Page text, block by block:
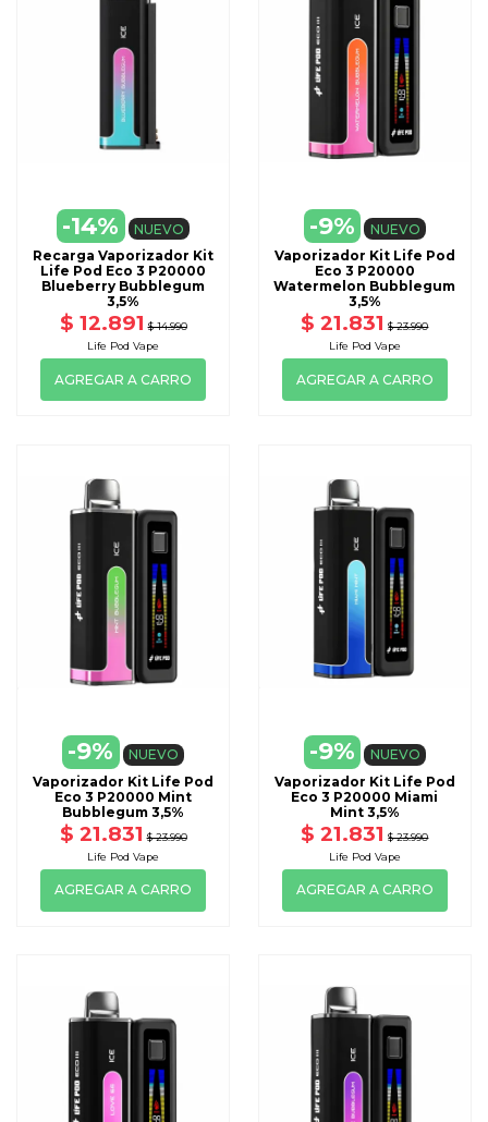
-14%
NUEVO
Recarga Vaporizador Kit
Life Pod Eco 3 P20000
Blueberry Bubblegum
3,5%
$ 12.891 $ 14.990
Life Pod Vape
AGREGAR A CARRO
-9%
NUEVO
Vaporizador Kit Life Pod
Eco 3 P20000
Watermelon Bubblegum
3,5%
$ 21.831 $ 23.990
Life Pod Vape
AGREGAR A CARRO
-9%
NUEVO
Vaporizador Kit Life Pod
Eco 3 P20000 Mint
Bubblegum 3,5%
$ 21.831 $ 23.990
Life Pod Vape
AGREGAR A CARRO
-9%
NUEVO
Vaporizador Kit Life Pod
Eco 3 P20000 Miami
Mint 3,5%
$ 21.831 $ 23.990
Life Pod Vape
AGREGAR A CARRO